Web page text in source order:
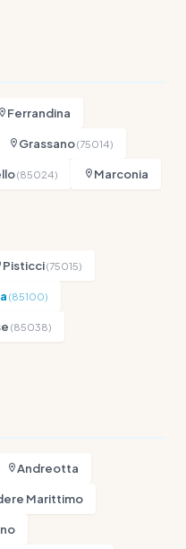
Ferrandina
Grassano(75014)
(85024)
Marconia
Pisticci(75015)
(85100)
(85038)
Andreotta
Marittimo